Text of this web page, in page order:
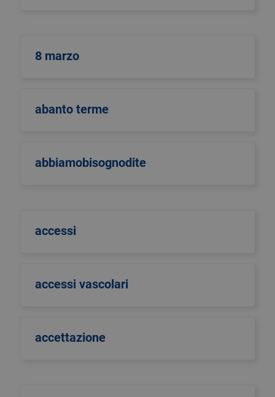
8 marzo
abanto terme
abbiamobisognodite
accessi
accessi vascolari
accettazione